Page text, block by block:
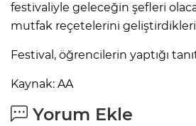
festivaliyle geleceğin şefleri
mutfak reçetelerini
Festival, öğrencilerin yaptığı
Kaynak: AA
Yorum Ekle